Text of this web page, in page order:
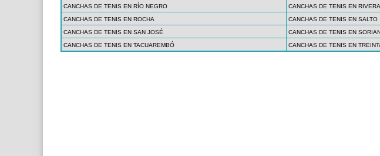
CANCHAS DE TENIS EN RÍO NEGRO
CANCHAS DE TENIS EN RIVERA
CANCHAS DE TENIS EN ROCHA
CANCHAS DE TENIS EN SALTO
CANCHAS DE TENIS EN SAN JOSÉ
CANCHAS DE TENIS EN
CANCHAS DE TENIS EN TACUAREMBÓ
CANCHAS DE TENIS EN